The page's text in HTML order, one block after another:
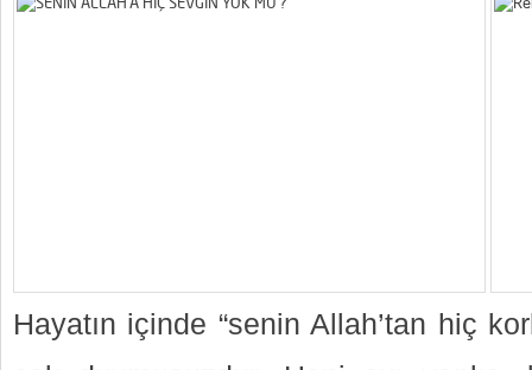
Hayatın içinde “senin Allah’tan hiç